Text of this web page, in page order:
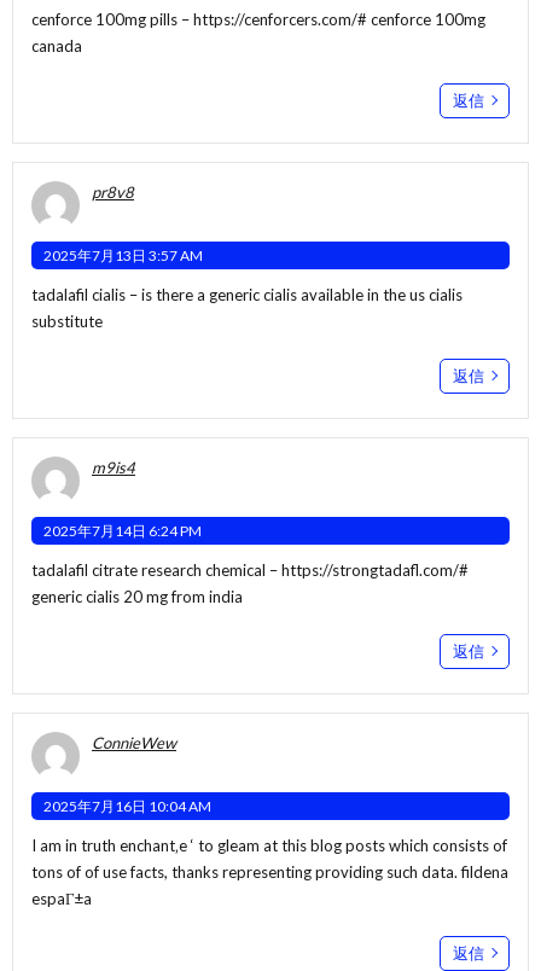
cenforce 100mg pills –https://cenforcers.com/# cenforce 100mg
canada
返信
pr8v8
2025年7月13日 3:57 AM
tadalafil cialis –is there a generic cialis available in the uscialis
substitute
返信
m9is4
2025年7月14日 6:24 PM
tadalafil citrate research chemical –https://strongtadafl.com/#
generic cialis 20 mg from india
返信
ConnieWew
2025年7月16日 10:04 AM
I am in truth enchant‚e ‘ to gleam at this blog posts which consists of
tons of of use facts, thanks representing providing such data.fildena
espaГ±a
返信